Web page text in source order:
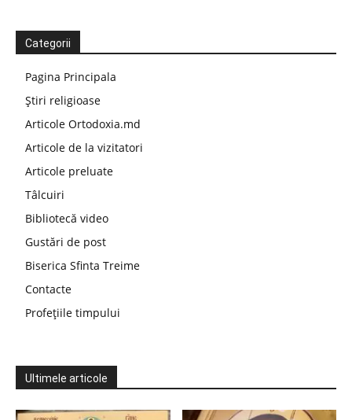
Categorii
Pagina Principala
Știri religioase
Articole Ortodoxia.md
Articole de la vizitatori
Articole preluate
Tâlcuiri
Bibliotecă video
Gustări de post
Biserica Sfinta Treime
Contacte
Profețiile timpului
Ultimele articole